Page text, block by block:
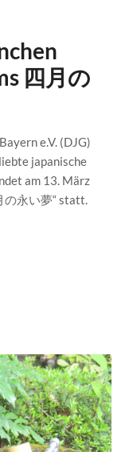
四月の
e.V. (DJG)
japanische
am 13. März
の永い夢“ statt.